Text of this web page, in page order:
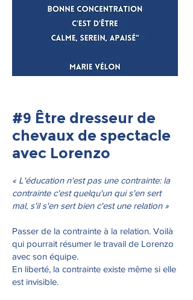
#9 Être dresseur de
chevaux de spectacle
avec Lorenzo
« L'éducation n'est pas une contrainte: la
contrainte c'est quelqu'un qui s'en sert
mal, s'il s'en sert bien c'est une relation »
Passer de la contrainte à la relation. Voilà
qui pourrait résumer le travail de Lorenzo
avec son équipe.
En liberté, la contrainte existe même si elle
est invisible.